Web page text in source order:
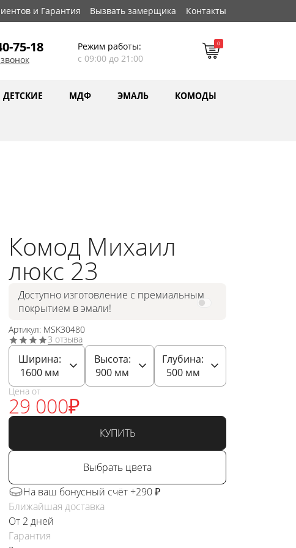
и Гарантия Вызвать замерщика Контакты
75-18
Режим работы:
с 09:00 до 21:00
0
ДЕТСКИЕ МДФ ЭМАЛЬ КОМОДЫ
Комод Михаил
люкс 23
Доступно изготовление с премиальным
покрытием в эмали!
Артикул: MSK30480
3 отзыва
Ширина:
1600мм
Высота:
900 мм
Глубина:
500мм
Цена от
29 000₽
КУПИТЬ
Выбрать цвета
На ваш бонусный счёт +290 ₽
Ближайшая доставка
От 2 дней
Гарантия